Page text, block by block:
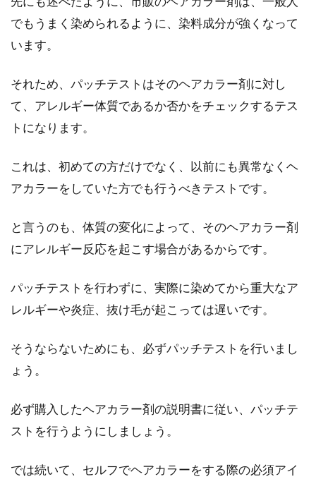
でもうまく染められるように、染料成分が強くなって
います。
それため、パッチテストはそのヘアカラー剤に対し
て、アレルギー体質であるか否かをチェックするテス
トになります。
これは、初めての方だけでなく、以前にも異常なくヘ
アカラーをしていた方でも行うべきテストです。
と言うのも、体質の変化によって、そのヘアカラー剤
にアレルギー反応を起こす場合があるからです。
パッチテストを行わずに、実際に染めてから重大なア
レルギーや炎症、抜け毛が起こっては遅いです。
そうならないためにも、必ずパッチテストを行いまし
ょう。
必ず購入したヘアカラー剤の説明書に従い、パッチテ
ストを行うようにしましょう。
では続いて、セルフでヘアカラーをする際の必須アイ